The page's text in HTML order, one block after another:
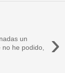
›
un
no he podido,